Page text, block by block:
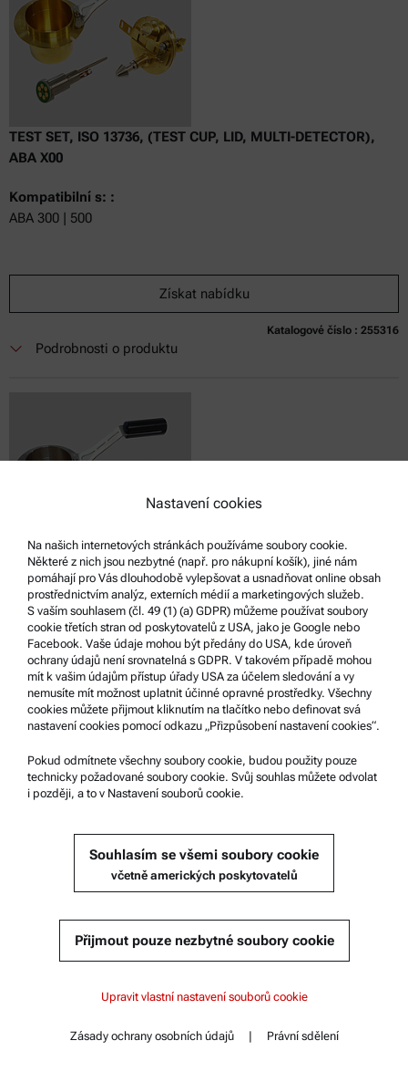
TEST SET, ISO 13736, (TEST CUP, LID, MULTI-DETECTOR),
ABA X00
Kompatibilní s: :
ABA 300 | 500
Získat nabídku
Katalogové číslo : 255316
Podrobnosti o produktu
TEST SET, STD. VOLUME, CUP, LID, MULTI- DETECTOR,
STAINLESS STEEL, ABA X00
Kompatibilní s: :
ABA 300 | 500
Katalogové číslo : 255328
Podrobnosti o produktu
LID FOR MINI-CUP, STAINLESS STEEL, ABA X00
Nastavení cookies
Na našich internetových stránkách používáme soubory cookie.
Některé z nich jsou nezbytné (např. pro nákupní košík), jiné nám
pomáhají pro Vás dlouhodobě vylepšovat a usnadňovat online obsah
prostřednictvím analýz, externích médií a marketingových služeb.
S vaším souhlasem (čl. 49 (1) (a) GDPR) můžeme používat soubory
cookie třetích stran od poskytovatelů z USA, jako je Google nebo
Facebook. Vaše údaje mohou být předány do USA, kde úroveň
ochrany údajů není srovnatelná s GDPR. V takovém případě mohou
mít k vašim údajům přístup úřady USA za účelem sledování a vy
nemusíte mít možnost uplatnit účinné opravné prostředky. Všechny
cookies můžete přijmout kliknutím na tlačítko nebo definovat svá
nastavení cookies pomocí odkazu „Přizpůsobení nastavení cookies“.
Pokud odmítnete všechny soubory cookie, budou použity pouze
technicky požadované soubory cookie. Svůj souhlas můžete odvolat
i později, a to v Nastavení souborů cookie.
Souhlasím se všemi soubory cookie
včetně amerických poskytovatelů
Přijmout pouze nezbytné soubory cookie
Upravit vlastní nastavení souborů cookie
Zásady ochrany osobních údajů | Právní sdělení
Klíčové charakteristiky
ABA 500
Kontakt